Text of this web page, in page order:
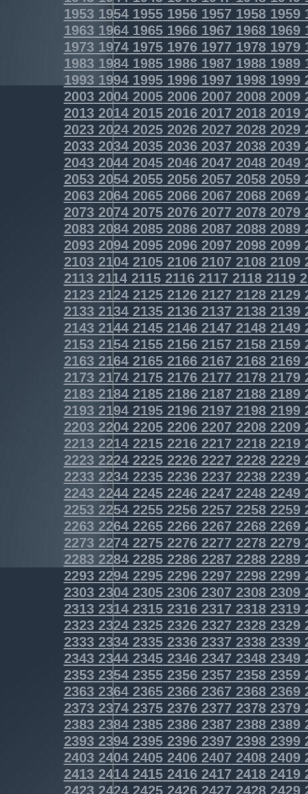
1953195419551956195719581959
1963196419651966196719681969
1973197419751976197719781979
1983198419851986198719881989
1993199419951996199719981999
2003200420052006200720082009
2013201420152016201720182019
2023202420252026202720282029
2033203420352036203720382039
2043204420452046204720482049
2053205420552056205720582059
2063206420652066206720682069
2073207420752076207720782079
2083208420852086208720882089
2093209420952096209720982099
2103210421052106210721082109
2113211421152116211721182119
2123212421252126212721282129
2133213421352136213721382139
2143214421452146214721482149
2153215421552156215721582159
2163216421652166216721682169
2173217421752176217721782179
2183218421852186218721882189
2193219421952196219721982199
2203220422052206220722082209
2213221422152216221722182219
2223222422252226222722282229
2233223422352236223722382239
2243224422452246224722482249
2253225422552256225722582259
2263226422652266226722682269
2273227422752276227722782279
2283228422852286228722882289
2293229422952296229722982299
2303230423052306230723082309
2313231423152316231723182319
2323232423252326232723282329
2333233423352336233723382339
2343234423452346234723482349
2353235423552356235723582359
2363236423652366236723682369
2373237423752376237723782379
2383238423852386238723882389
2393239423952396239723982399
2403240424052406240724082409
2413241424152416241724182419
2423242424252426242724282429